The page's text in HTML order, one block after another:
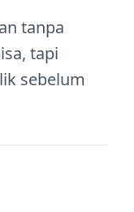
tanpa
tapi
sebelum